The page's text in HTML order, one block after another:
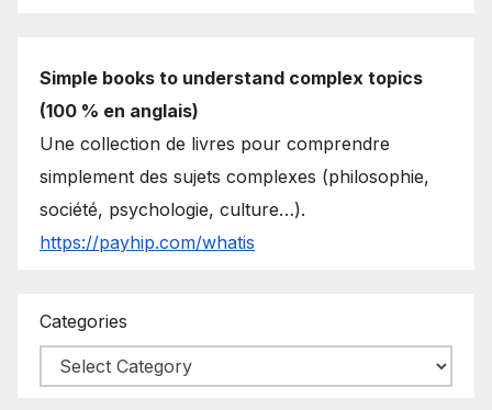
Simple books to understand complex topics
(100 % en anglais)
Une collection de livres pour comprendre
simplement des sujets complexes (philosophie,
société, psychologie, culture…).
https://payhip.com/whatis
Categories